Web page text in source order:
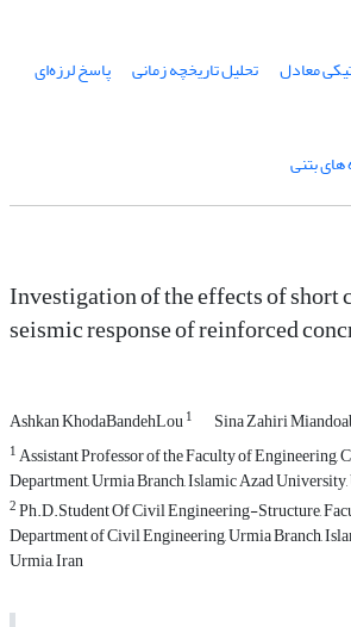
معادل تحلیل تاریخچه زمانی پاسخ لرزه‌ای
بتنی
Investigation of the effects of short
seismic response of reinforced
Ashkan KhodaBandehLou1 Sina Zahiri
1Assistant Professor of the Faculty of
Department, Urmia Branch, Islamic Azad
2Ph.D.Student Of Civil Engineering-Structure,
Department of Civil Engineering, Urmia Branch,
Urmia, Iran